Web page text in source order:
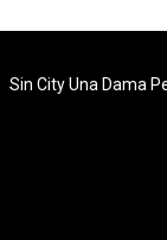
Sin City Una Dama